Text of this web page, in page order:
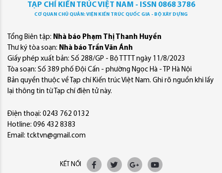
TẠP CHÍ KIẾN TRÚC VIỆT NAM - ISSN 0868 3786
CƠ QUAN CHỦ QUẢN: VIỆN KIẾN TRÚC QUỐC GIA - BỘ XÂY DỰNG
Tổng Biên tập: Nhà báo Phạm Thị Thanh Huyền
Thư ký tòa soạn: Nhà báo Trần Văn Ánh
Giấy phép xuất bản: Số 288/GP - Bộ TTTT ngày 11/8/2023
Tòa soạn: Số 389 phố Đội Cấn - phường Ngọc Hà - TP Hà Nội
Bản quyền thuộc về Tạp chí Kiến trúc Việt Nam. Ghi rõ nguồn khi lấy
lại thông tin từ Tạp chí điện tử này.
Điện thoại: 0243 762 0132
Hotline: 096 432 8383
Email: tcktvn@gmail.com
KẾT NỐI